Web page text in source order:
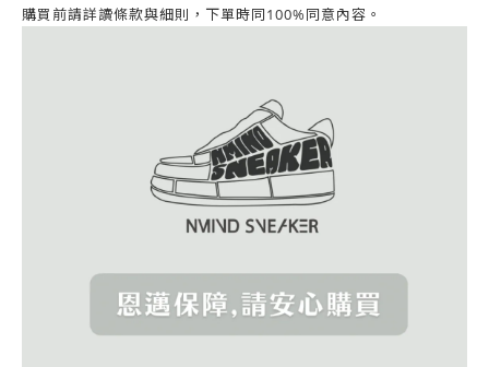
購買前請詳讀條款與細則， 下單時同100%同意內容。